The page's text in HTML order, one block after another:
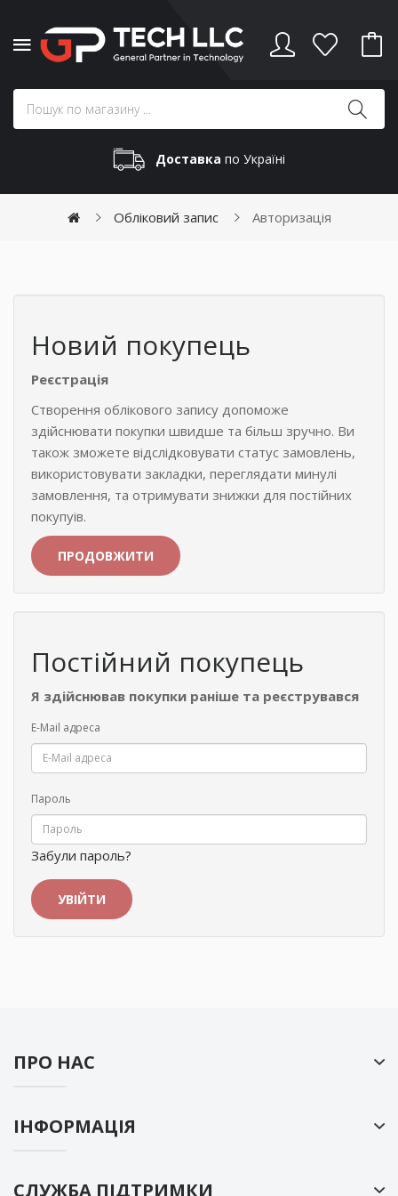
Доставка по Україні
Обліковий запис Авторизація
Новий покупець
Реєстрація
Створення облікового запису допоможе
здійснювати покупки швидше та більш зручно. Ви
також зможете відслідковувати статус замовлень,
використовувати закладки, переглядати минулі
замовлення, та отримувати знижки для постійних
покупуів.
ПРОДОВЖИТИ
Постійний покупець
Я здійснював покупки раніше та реєструвався
E-Mail адреса
Пароль
Забули пароль?
ПРО НАС
ІНФОРМАЦІЯ
СЛУЖБА ПІДТРИМКИ